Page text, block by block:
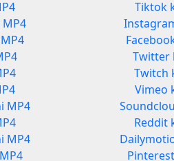
MP4
MP4
Tiktok
Twitter
Twitch
Vimeo
Reddit